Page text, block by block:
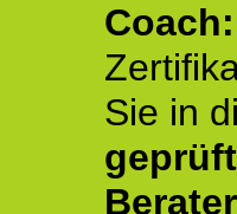
Coach:
Sie in